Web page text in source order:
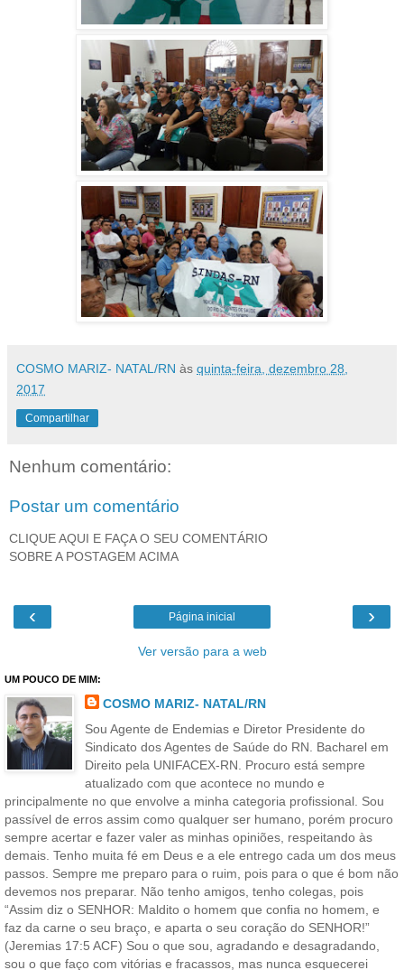
COSMO MARIZ- NATAL/RN às quinta-feira, dezembro 28,
2017
Compartilhar
Nenhum comentário:
Postar um comentário
CLIQUE AQUI E FAÇA O SEU COMENTÁRIO
SOBRE A POSTAGEM ACIMA
‹ ›
Página inicial
Ver versão para a web
UM POUCO DE MIM:
COSMO MARIZ- NATAL/RN
Sou Agente de Endemias e Diretor Presidente do
Sindicato dos Agentes de Saúde do RN. Bacharel em
Direito pela UNIFACEX-RN. Procuro está sempre
atualizado com que acontece no mundo e
principalmente no que envolve a minha categoria profissional. Sou
passível de erros assim como qualquer ser humano, porém procuro
sempre acertar e fazer valer as minhas opiniões, respeitando às
demais. Tenho muita fé em Deus e a ele entrego cada um dos meus
passos. Sempre me preparo para o ruim, pois para o que é bom não
devemos nos preparar. Não tenho amigos, tenho colegas, pois
“Assim diz o SENHOR: Maldito o homem que confia no homem, e
faz da carne o seu braço, e aparta o seu coração do SENHOR!”
(Jeremias 17:5 ACF) Sou o que sou, agradando e desagradando,
sou o que faço com vitórias e fracassos, mas nunca esquecerei